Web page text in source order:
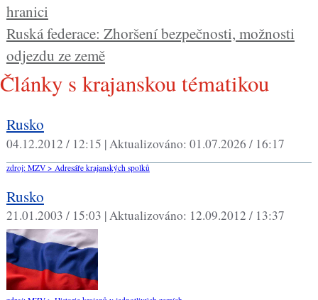
hranici
Ruská federace: Zhoršení bezpečnosti, možnosti
odjezdu ze země
Články s krajanskou tématikou
Rusko
04.12.2012 / 12:15 |Aktualizováno: 01.07.2026 / 16:17
zdroj: MZV > Adresáře krajanských spolků
Rusko
21.01.2003 / 15:03 |Aktualizováno: 12.09.2012 / 13:37